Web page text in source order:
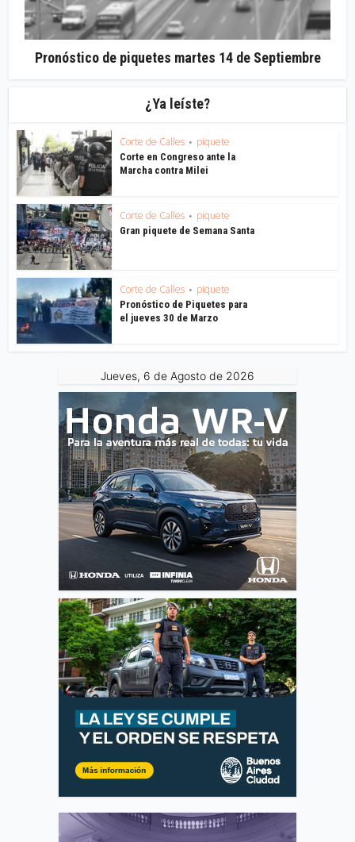
Pronóstico de piquetes martes 14 de Septiembre
¿Ya leíste?
Corte de Calles • piquete
Corte en Congreso ante la
Marcha contra Milei
Corte de Calles • piquete
Gran piquete de Semana Santa
Corte de Calles • piquete
Pronóstico de Piquetes para
el jueves 30 de Marzo
Jueves, 6 de Agosto de 2026